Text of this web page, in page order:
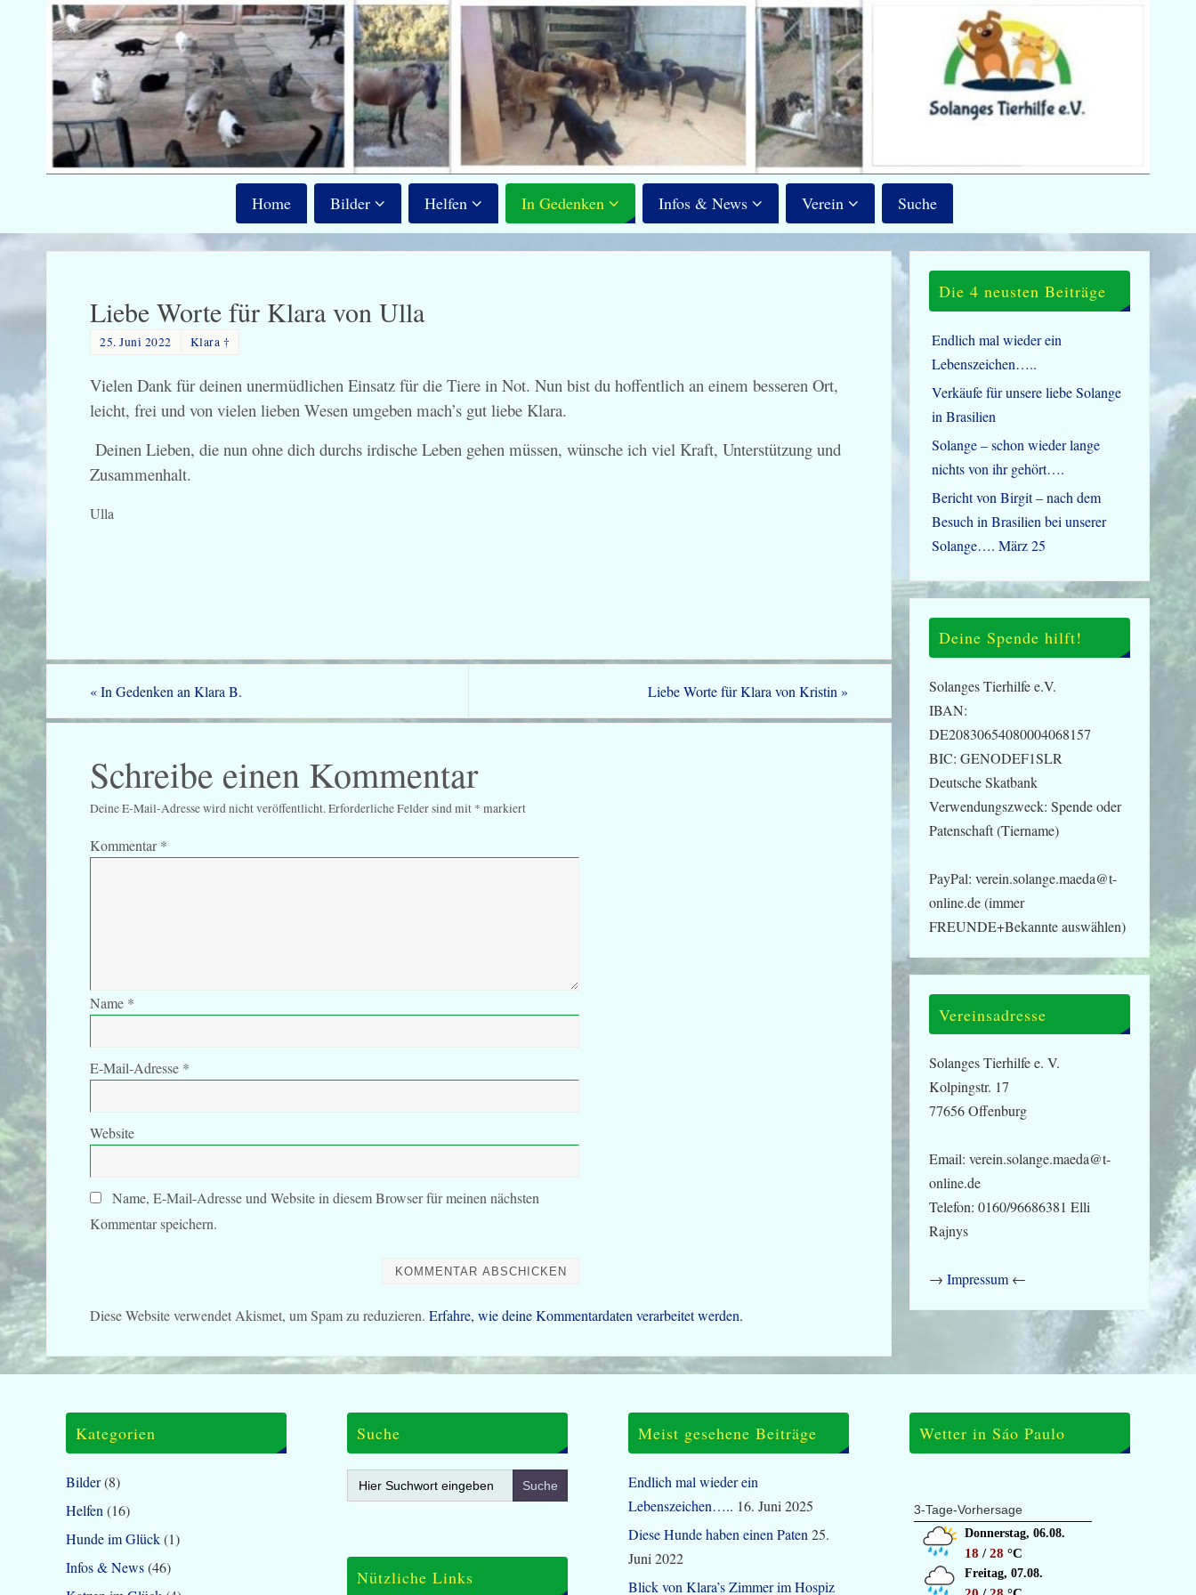
Home Bilder Helfen In Gedenken Infos & News Verein Suche
Liebe Worte für Klara von Ulla
25. Juni 2022 Klara †
Vielen Dank für deinen unermüdlichen Einsatz für die Tiere in Not. Nun bist du hoffentlich an einem besseren Ort,
leicht, frei und von vielen lieben Wesen umgeben mach’s gut liebe Klara.
Deinen Lieben, die nun ohne dich durchs irdische Leben gehen müssen, wünsche ich viel Kraft, Unterstützung und
Zusammenhalt.
Ulla
«In Gedenken an Klara B. Liebe Worte für Klara von Kristin »
Schreibe einen Kommentar
Deine E-Mail-Adresse wird nicht veröffentlicht.Erforderliche Felder sind mit * markiert
Kommentar*
Name *
E-Mail-Adresse *
Website
Name, E-Mail-Adresse und Website in diesem Browser für meinen nächsten
Kommentar speichern.
Diese Website verwendet Akismet, um Spam zu reduzieren. Erfahre, wie deine Kommentardaten verarbeitet werden.
Die 4 neusten Beiträge
Endlich mal wieder ein
Lebenszeichen…..
Verkäufe für unsere liebe Solange
in Brasilien
Solange – schon wieder lange
nichts von ihr gehört….
Bericht von Birgit – nach dem
Besuch in Brasilien bei unserer
Solange…. März 25
Deine Spende hilft!
Solanges Tierhilfe e.V.
IBAN:
DE20830654080004068157
BIC: GENODEF1SLR
Deutsche Skatbank
Verwendungszweck: Spende oder
Patenschaft (Tiername)
PayPal: verein.solange.maeda@t-
online.de (immer
FREUNDE+Bekannte auswählen)
Vereinsadresse
Solanges Tierhilfe e. V.
Kolpingstr. 17
77656 Offenburg
Email: verein.solange.maeda@t-
online.de
Telefon: 0160/96686381 Elli
Rajnys
→ Impressum←
Kategorien
Bilder(8)
Helfen (16)
Hunde im Glück(1)
Infos & News(46)
Suche
Search
for:
Nützliche Links
Meist gesehene Beiträge
Endlich mal wieder ein
Lebenszeichen….. 16. Juni 2025
Diese Hunde haben einen Paten 25.
Juni 2022
Blick von Klara’s Zimmer im Hospiz
Wetter in Sáo Paulo
3-Tage-Vorhersage
Donnerstag, 06.08.
18 /28 °C
Freitag, 07.08.